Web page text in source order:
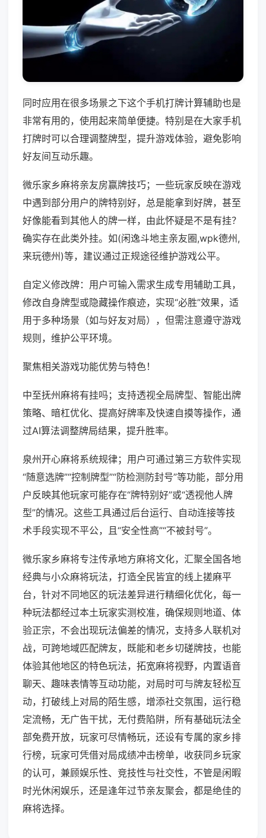
同时应用在很多场景之下这个手机打牌计算辅助也是
非常有用的，使用起来简单便捷。特别是在大家手机
打牌时可以合理调整牌型，提升游戏体验，避免影响
好友间互动乐趣。
微乐家乡麻将亲友房赢牌技巧；一些玩家反映在游戏
中遇到部分用户的牌特别好，总是能拿到好牌，甚至
好像能看到其他人的牌一样，由此怀疑是不是有挂？
确实存在此类外挂。如(闲逸斗地主亲友圈,wpk德州,
来玩德州)等，建议通过正规途径维护游戏公平。
自定义修改牌：用户可输入需求生成专用辅助工具，
修改自身牌型或隐藏操作痕迹，实现“必胜”效果，适
用于多种场景（如与好友对局），但需注意遵守游戏
规则，维护公平环境。
聚焦相关游戏功能优势与特色！
中至抚州麻将有挂吗；支持透视全局牌型、智能出牌
策略、暗杠优化、提高好牌率及快速自摸等操作，通
过AI算法调整牌局结果，提升胜率。
泉州开心麻将系统规律；用户可通过第三方软件实现
“随意选牌”“控制牌型”“防检测防封号”等功能，部分用
户反映其他玩家可能存在“牌特别好”或“透视他人牌
型”的情况。这些工具通过后台运行、自动连接等技
术手段实现不平公，且“安全性高”“不被封号”。
微乐家乡麻将专注传承地方麻将文化，汇聚全国各地
经典与小众麻将玩法，打造全民皆宜的线上搓麻平
台，针对不同地区的玩法差异进行精细化优化，每一
种玩法都经过本土玩家实测校准，确保规则地道、体
验正宗，不会出现玩法偏差的情况，支持多人联机对
战，可跨地域匹配牌友，既能和老乡切磋牌技，也能
体验其他地区的特色玩法，拓宽麻将视野，内置语音
聊天、趣味表情等互动功能，对局时可与牌友轻松互
动，打破线上对局的陌生感，增添社交氛围，运行稳
定流畅，无广告干扰，无付费陷阱，所有基础玩法全
部免费开放，玩家可尽情畅玩，还设有专属的家乡排
行榜，玩家可凭借对局成绩冲击榜单，收获同乡玩家
的认可，兼顾娱乐性、竞技性与社交性，不管是闲暇
时光休闲娱乐，还是逢年过节亲友聚会，都是绝佳的
麻将选择。